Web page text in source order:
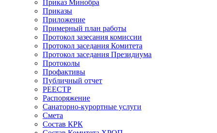
Приказ Минобра
Приказы
Приложение
Примерный план работы
Протокол зазесания комиссии
Протокол заседания Комитета
Протокол заседания Президиума
Протоколы
Профактивы
Публичный отчет
РЕЕСТР
Распоряжение
Санаторно-курортные услуги
Смета
Состав КРК